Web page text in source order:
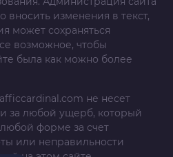
вносить изменения в текст,
может сохраняться
возможное, чтобы
была как можно более
не несет
за любой ущерб, который
форме за счет
или неправильности